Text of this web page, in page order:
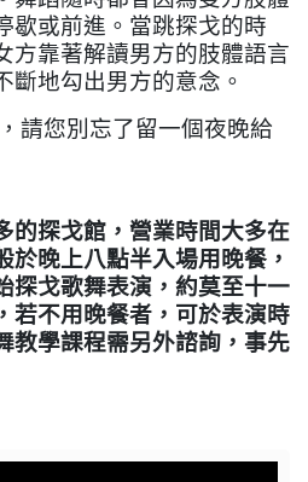
歇或前進。當跳探戈的時
方靠著解讀男方的肢體語言
斷地勾出男方的意念。
請您別忘了留一個夜晚給
的探戈館，營業時間大多在
於晚上八點半入場用晚餐，
探戈歌舞表演，約莫至十一
若不用晚餐者，可於表演時
教學課程需另外諮詢，事先